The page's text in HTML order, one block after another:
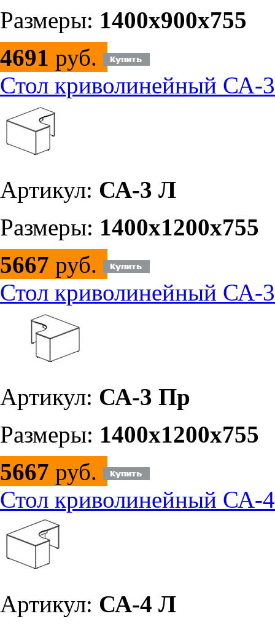
Размеры: 1400х900х755
4691 руб.
Стол криволинейный СА-
Артикул: СА-3 Л
Размеры: 1400х1200х755
5667 руб.
Стол криволинейный СА-
Артикул: СА-3 Пр
Размеры: 1400х1200х755
5667 руб.
Стол криволинейный СА-
Артикул: СА-4 Л